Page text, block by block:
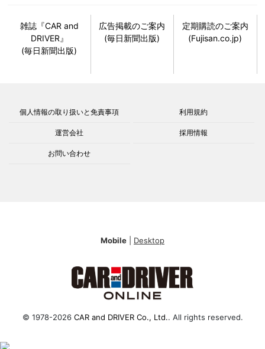
雑誌『CAR and
DRIVER』
(毎日新聞出版)
広告掲載のご案内
(毎日新聞出版)
定期購読のご案内
(Fujisan.co.jp)
個人情報の取り扱いと免責事項 利用規約
運営会社 採用情報
お問い合わせ
Mobile Desktop
© 1978-2026 CAR and DRIVER Co., Ltd.. All rights reserved.